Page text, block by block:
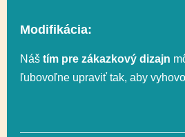
Celková výška
Modifikácia:
Náš tím pre zákazkový dizajn
ľubovoľne upraviť tak, aby